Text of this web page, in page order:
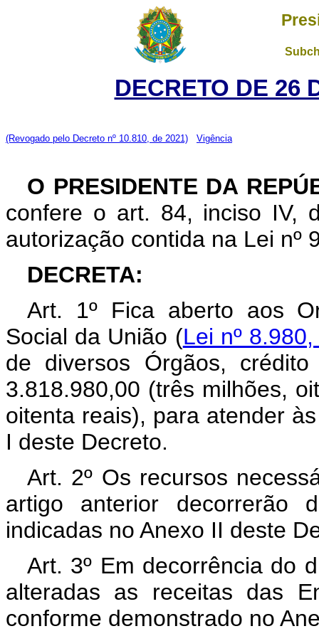
DECRETO DE 26
(Revogado pelo Decreto nº 10.810, de 2021) Vigência
O PRESIDENTE DA
confere o art. 84, inciso IV,
autorização contida na Lei nº
DECRETA:
Art. 1º Fica aberto aos
Social da União (Lei nº
de diversos Órgãos,
3.818.980,00 (três milhões,
oitenta reais), para atender
I deste Decreto.
Art. 2º Os recursos
artigo anterior decorrerão
indicadas no Anexo II deste
Art. 3º Em decorrência do
alteradas as receitas das
conforme demonstrado no